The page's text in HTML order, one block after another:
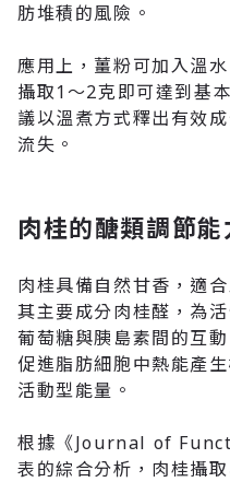
肪堆積的風險。
應用上，薑粉可加入溫
攝取1～2克即可達到基
議以溫煮方式釋出有效
流失。
肉桂的醣類調節能
肉桂具備自然甘香，適
其主要成分肉桂醛，為
葡萄糖與胰島素間的互
促進脂肪細胞中熱能產
活動型能量。
根據《Journal of
表的綜合分析，肉桂攝